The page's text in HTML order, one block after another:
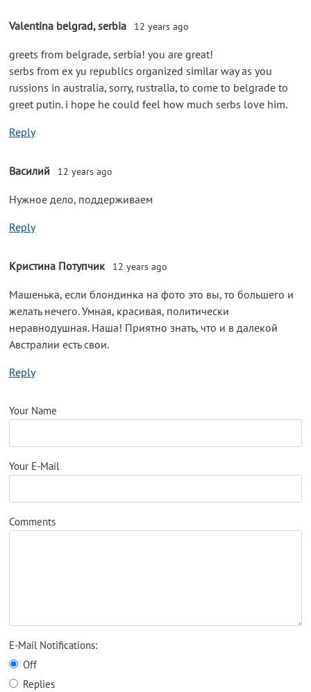
Valentina belgrad, serbia 12 years ago
greets from belgrade, serbia! you are great!
serbs from ex yu republics organized similar way as you
russions in australia, sorry, rustralia, to come to belgrade to
greet putin. i hope he could feel how much serbs love him.
Reply
Василий 12 years ago
Нужное дело, поддерживаем
Reply
Кристина Потупчик 12 years ago
Машенька, если блондинка на фото это вы, то большего и
желать нечего. Умная, красивая, политически
неравнодушная. Наша! Приятно знать, что и в далекой
Австралии есть свои.
Reply
Your Name
Your E-Mail
Comments
E-Mail Notifications:
Off
Replies